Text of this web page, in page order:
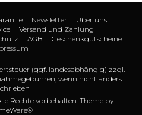
Newsletter
Über uns
Versand und Zahlung
AGB
Geschenkgutscheine
(ggf. landesabhängig) zzgl.
wenn nicht anders
Rechte vorbehalten. Theme by